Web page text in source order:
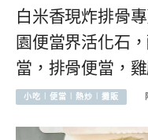
白米香現炸排骨
園便當界活化石
當，排骨便當，
小吃︱便當︱熱炒︱攤販